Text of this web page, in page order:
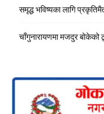
समृद्ध भविष्यका लागि
चाँगुनारायणमा मजदुर बोकेको